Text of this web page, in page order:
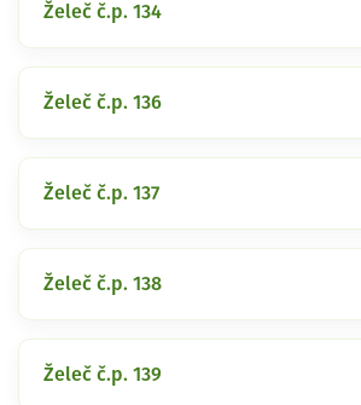
Želeč č.p. 134
Želeč č.p. 136
Želeč č.p. 137
Želeč č.p. 138
Želeč č.p. 139